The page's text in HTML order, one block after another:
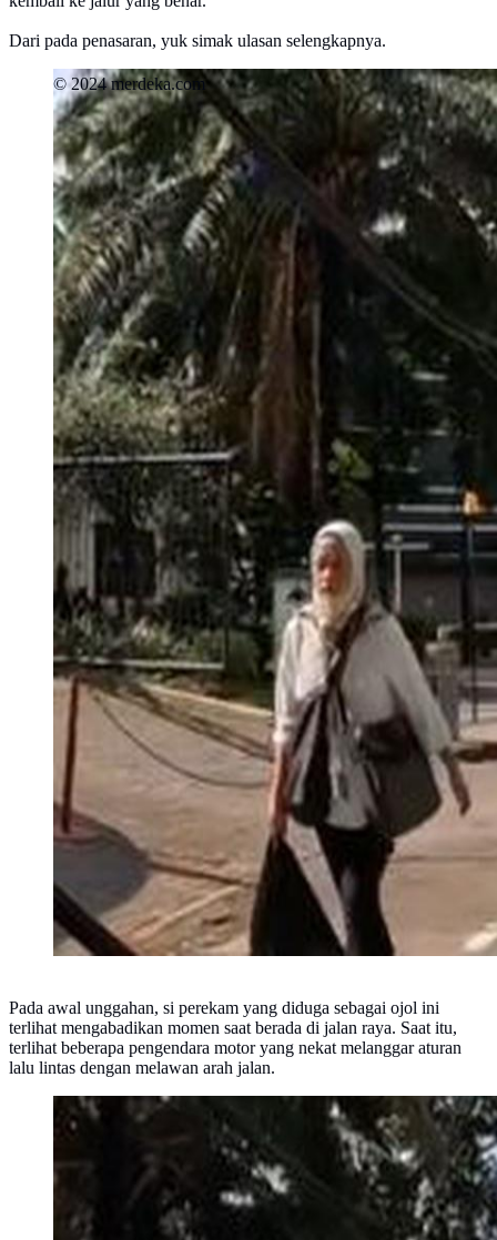
Dari pada penasaran, yuk simak ulasan selengkapnya.
© 2024 merdeka.com
Pada awal unggahan, si perekam yang diduga sebagai ojol ini
terlihat mengabadikan momen saat berada di jalan raya. Saat itu,
terlihat beberapa pengendara motor yang nekat melanggar aturan
lalu lintas dengan melawan arah jalan.